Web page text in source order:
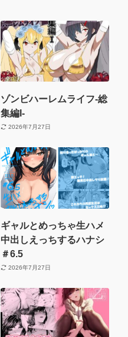
ゾンビハーレムライフ‐総
集編I-
2026年7月27日
ギャルとめっちゃ生ハメ
中出しえっちするハナシ
＃6.5
2026年7月27日